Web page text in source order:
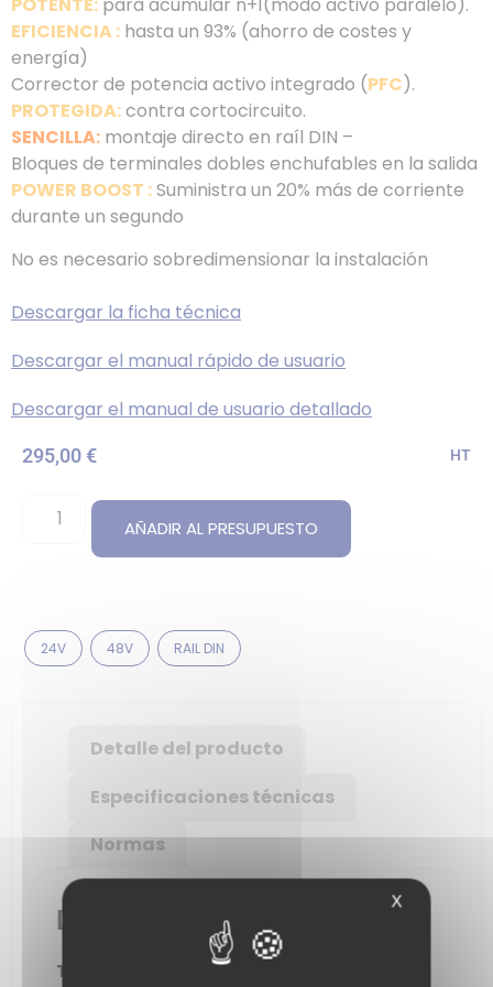
POTENTE: para acumular n+1(modo activo paralelo).
EFICIENCIA : hasta un 93% (ahorro de costes y
energía)
Corrector de potencia activo integrado (PFC).
PROTEGIDA:contra cortocircuito.
SENCILLA: montaje directo en raíl DIN –
Bloques de terminales dobles enchufables en la salida
POWER BOOST :Suministra un 20% más de corriente
durante un segundo
No es necesario sobredimensionar la instalación
Descargar la ficha técnica
Descargar el manual rápido de usuario
Descargar el manual de usuario detallado
295,00 € HT
AÑADIR AL PRESUPUESTO
24V 48V RAIL DIN
Detalle del producto
Especificaciones técnicas
Normas
Descripción
Tensión
X